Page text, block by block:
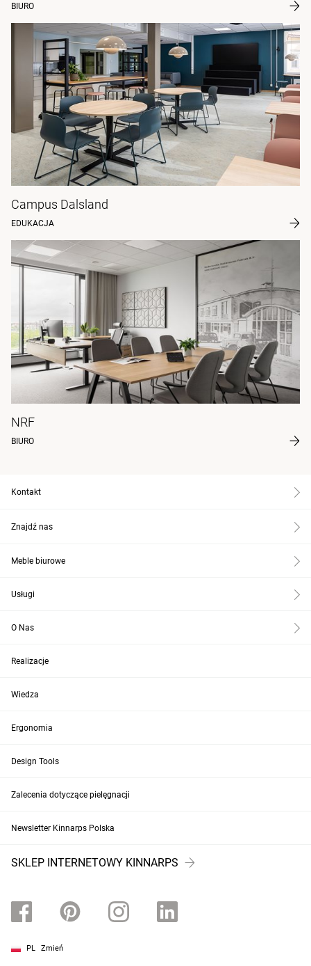
BIURO
Campus Dalsland
EDUKACJA
NRF
BIURO
Kontakt
Znajdź nas
Meble biurowe
Usługi
O Nas
Realizacje
Wiedza
Ergonomia
Design Tools
Zalecenia dotyczące pielęgnacji
Newsletter Kinnarps Polska
SKLEP INTERNETOWY KINNARPS
PL Zmień